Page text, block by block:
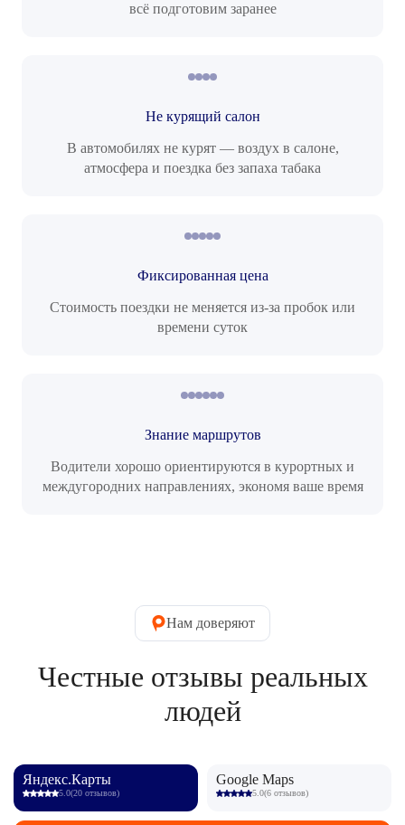
всё подготовим заранее
Не курящий салон
В автомобилях не курят — воздух в салоне,
атмосфера и поездка без запаха табака
Фиксированная цена
Стоимость поездки не меняется из-за пробок или
времени суток
Знание маршрутов
Водители хорошо ориентируются в курортных и
междугородних направлениях, экономя ваше время
Нам доверяют
Честные отзывы реальных
людей
Яндекс.Карты
5.0(20 отзывов)
Google Maps
5.0(6 отзывов)